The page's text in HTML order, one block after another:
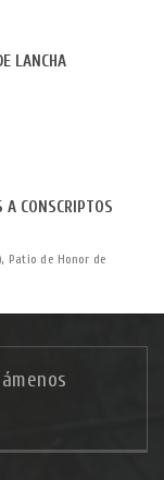
LANCHA
A CONSCRIPTOS
Patio de Honor de